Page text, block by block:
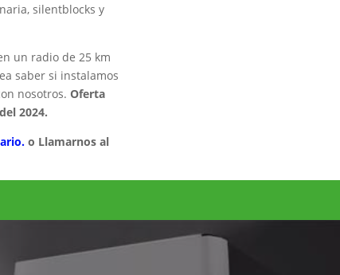
silentblocks y
un radio de 25 km
saber si instalamos
nosotros.Oferta
2024.
o Llamarnos al